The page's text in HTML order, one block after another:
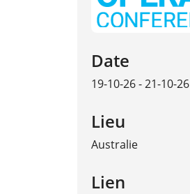
Date
19-10-26 - 21-10-26
Lieu
Australie
Lien